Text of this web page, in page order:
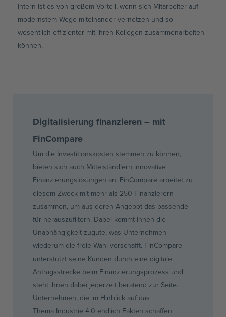
intern ist es von großem Vorteil, wenn sich Mitarbeiter auf
modernstem Wege miteinander vernetzen und so
wesentlich effizienter mit ihren Kollegen zusammenarbeiten
können.
Digitalisierung finanzieren – mit
FinCompare
Um die Investitionskosten stemmen zu können,
bieten sich auch Mittelständlern innovative
Finanzierungslösungen an. FinCompare arbeitet zu
diesem Zweck mit mehr als 250 Finanzierern
zusammen, um aus deren Angebot das passende
für herauszufiltern. Dabei kommt ihnen die
Unabhängigkeit zugute, was Unternehmen
wiederum die freie Wahl verschafft. FinCompare
unterstützt seine Kunden durch eine digitale
Antragsstrecke beim Finanzierungsprozess und
steht ihnen dabei jederzeit beratend zur Seite.
Unternehmen, die im Hinblick auf das
Thema Industrie 4.0 endlich Fakten schaffen